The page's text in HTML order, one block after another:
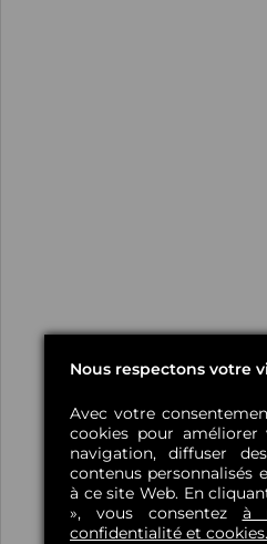
Nous respectons votre
Avec votre
cookies pour améliorer
navigation, diffuser
contenus personnalisés
à ce site Web. En
», vous consentez à
confidentialité et cookies.